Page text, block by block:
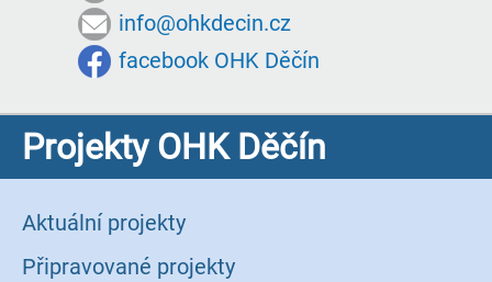
info@ohkdecin.cz
facebook OHK Děčín
Projekty OHK Děčín
Aktuální projekty
Připravované projekty